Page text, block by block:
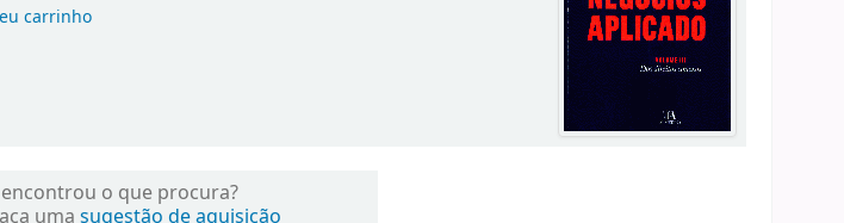
carrinho
o que procura?